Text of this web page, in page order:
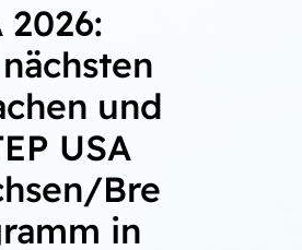
2026:
und
USA
Bre
in